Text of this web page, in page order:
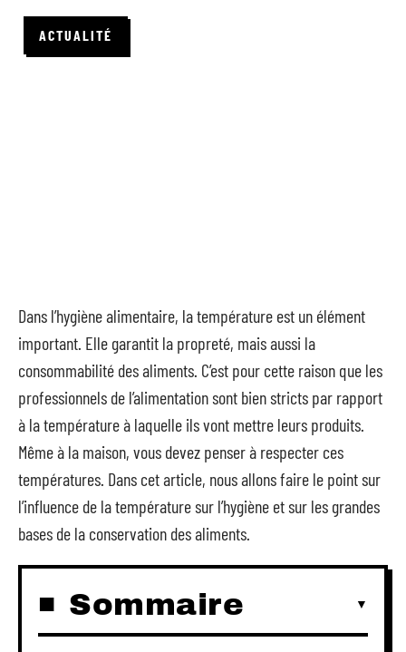
ACTUALITÉ
Dans l’hygiène alimentaire, la température est un élément
important. Elle garantit la propreté, mais aussi la
consommabilité des aliments. C’est pour cette raison que les
professionnels de l’alimentation sont bien stricts par rapport
à la température à laquelle ils vont mettre leurs produits.
Même à la maison, vous devez penser à respecter ces
températures. Dans cet article, nous allons faire le point sur
l’influence de la température sur l’hygiène et sur les grandes
bases de la conservation des aliments.
Sommaire